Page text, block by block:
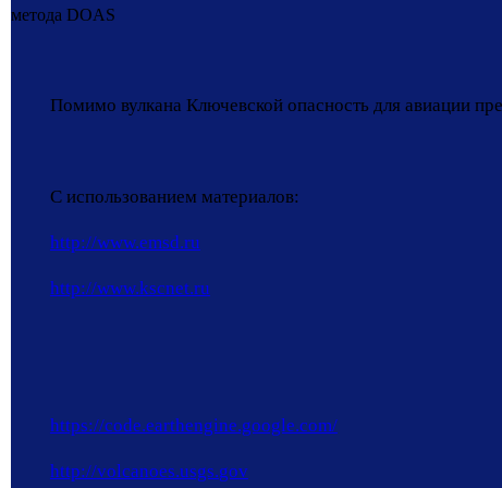
метода DOAS
Помимо вулкана Ключевской опасность для авиации
С использованием материалов:
http://www.emsd.ru
http://www.kscnet.ru
https://code.earthengine.google.com/
http://volcanoes.usgs.gov